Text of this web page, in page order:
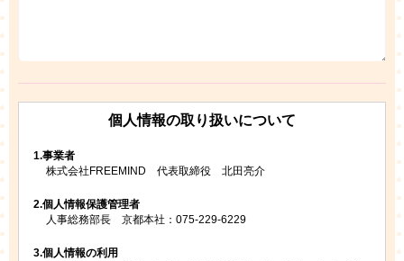
個人情報の取り扱いについて
1.事業者
株式会社FREEMIND 代表取締役 北田亮介
2.個人情報保護管理者
人事総務部長 京都本社：075-229-6229
3.個人情報の利用